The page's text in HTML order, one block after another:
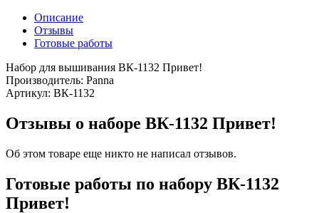
Описание
Отзывы
Готовые работы
Набор для вышивания ВК-1132 Привет!
Производитель: Panna
Артикул: ВК-1132
Отзывы о наборе ВК-1132 Привет!
Об этом товаре еще никто не написал отзывов.
Готовые работы по набору ВК-1132
Привет!